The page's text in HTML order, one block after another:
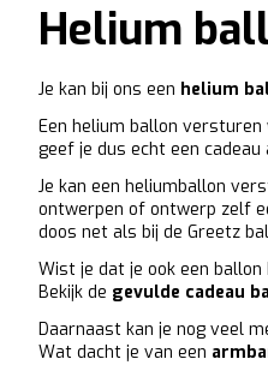
Helium
Je kan bij ons een helium
Een helium ballon
geef je dus echt een
Je kan een heliumballon
ontwerpen of ontwerp zelf
doos net als bij de Greetz
Wist je dat je ook een
Bekijk de gevulde cadeau
Daarnaast kan je nog veel
Wat dacht je van een